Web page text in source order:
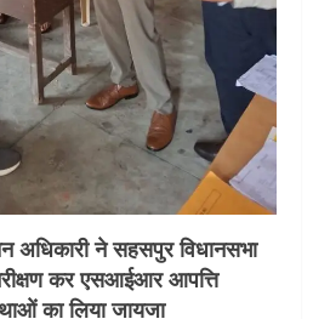
अधिकारी ने सहसपुर विधानसभा
कर एसआईआर आपत्ति
का लिया जायजा